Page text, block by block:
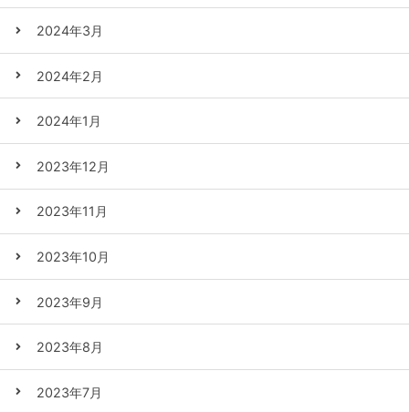
2024年3月
2024年2月
2024年1月
2023年12月
2023年11月
2023年10月
2023年9月
2023年8月
2023年7月